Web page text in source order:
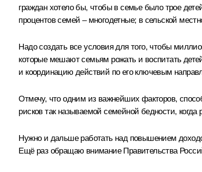
граждан хотело бы, чтобы в семье было трое
процентов семей – многодетные; в сельской
Надо создать все условия для того, чтобы
которые мешают семьям рожать и воспитать
и координацию действий по его ключевым
Отмечу, что одним из важнейших факторов,
рисков так называемой семейной бедности,
Нужно и дальше работать над повышением
Ещё раз обращаю внимание Правительства